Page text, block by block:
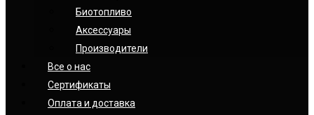
Биотопливо
Аксессуары
Производители
Все о нас
Сертификаты
Оплата и доставка